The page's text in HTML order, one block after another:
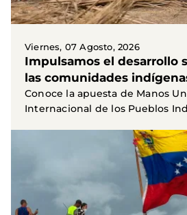
Viernes, 07 Agosto, 2026
Impulsamos el desarrollo
las comunidades
Conoce la apuesta de Manos
Internacional de los Pueblos